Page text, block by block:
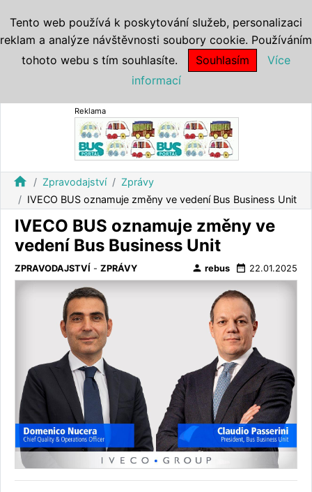
Reklama
home Zpravodajství
Zprávy
IVECO BUS oznamuje změny ve vedení Bus Business Unit
IVECO BUS oznamuje změny ve
vedení Bus Business Unit
ZPRAVODAJSTVÍ - ZPRÁVY person rebus date_range 22.01.2025
Tento web používá k poskytování služeb, personalizaci
reklam a analýze návštěvnosti soubory cookie. Používáním
tohoto webu s tím souhlasíte.
Souhlasím
Více
informací